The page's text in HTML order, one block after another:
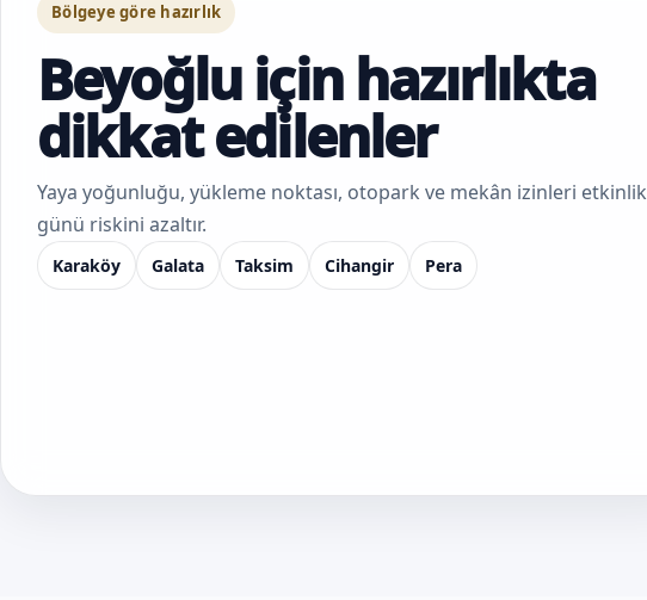
Bölgeye göre hazırlık
Beyoğlu için hazırlıkta
dikkat edilenler
Yaya yoğunluğu, yükleme noktası, otopark ve mekân izinleri etkinlik
günü riskini azaltır.
Karaköy Galata Taksim Cihangir Pera